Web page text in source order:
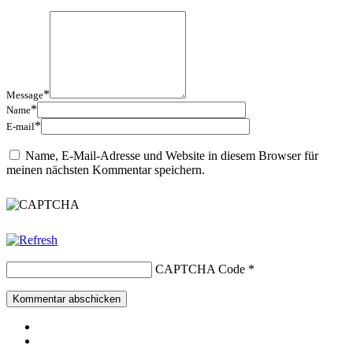
Message*
Name*
E-mail*
Name, E-Mail-Adresse und Website in diesem Browser für
meinen nächsten Kommentar speichern.
CAPTCHA Code *